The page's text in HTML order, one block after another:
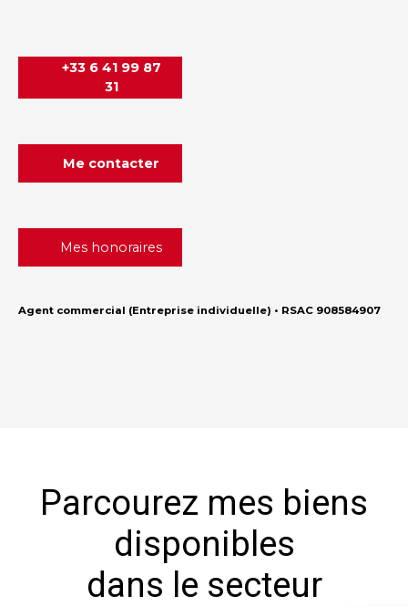
+33 6 41 99 87
31
Me contacter
Mes honoraires
Agent commercial (Entreprise individuelle) • RSAC 908584907
Parcourez mes biens
disponibles
dans le secteur